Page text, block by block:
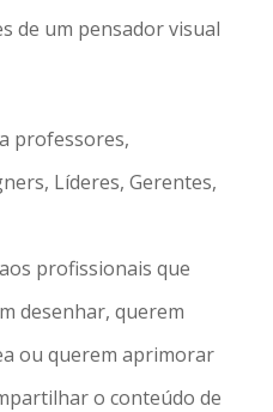
de um pensador visual
professores,
Líderes, Gerentes,
profissionais que
desenhar, querem
ou querem aprimorar
o conteúdo de